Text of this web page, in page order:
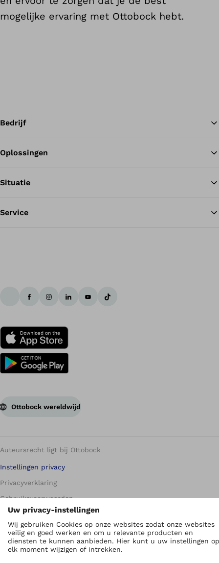
mogelijke ervaring met Ottobock hebt.
Bedrijf
Oplossingen
Situatie
Service
Ottobock wereldwijd
Auteursrecht ligt bij Ottobock
Instellingen privacy
Privacyverklaring
Gebruiksvoorwaarden
Imprint
Global Website
Whistleblowing Unit